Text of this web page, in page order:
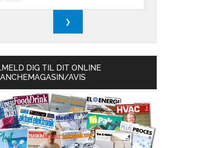
DIG TIL DIT ONLINE
AVIS